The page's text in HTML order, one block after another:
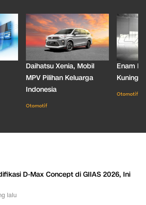
Daihatsu Xenia, Mobil
MPV Pilihan Keluarga
Indonesia
Otomotif
Enam
Kuning
Otomotif
D-Max Concept di GIIAS 2026, Ini
lalu